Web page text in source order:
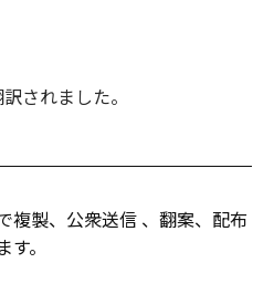
されました。
複製、公衆送信 、翻案、配布
。